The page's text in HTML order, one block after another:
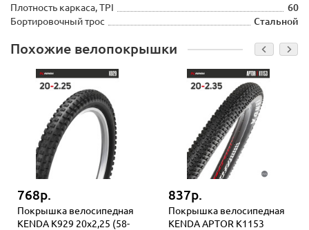
Плотность каркаса, TPI
60
Бортировочный трос
Стальной
Похожие велопокрышки
768р.
Покрышка велосипедная
KENDA K929 20x2,25 (58-
837р.
Покрышка велосипедная
KENDA APTOR K1153